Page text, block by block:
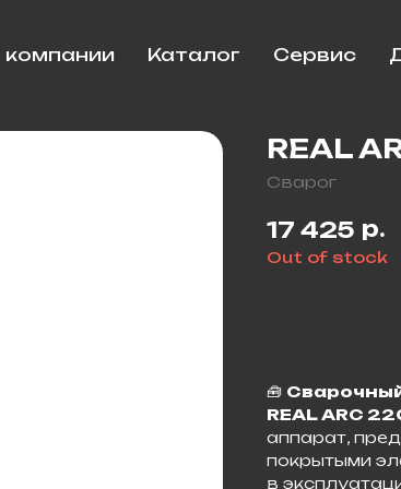
Каталог Сервис
REAL
Сварог
17 425 р.
Out of stock
🧰
REAL ARC
аппарат,
покрытыми
в